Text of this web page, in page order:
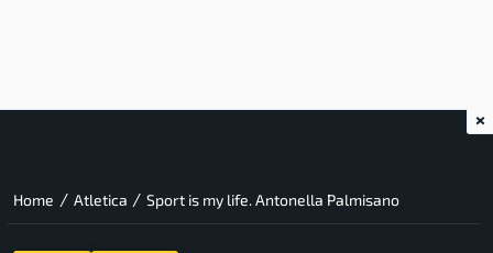
Home / Atletica / Sport is my life. Antonella Palmisano
×